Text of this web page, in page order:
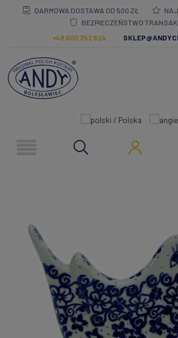
DARMOWA DOSTAWA OD 500 ZŁ
BEZPIECZEŃSTWO
+48 600 352 624